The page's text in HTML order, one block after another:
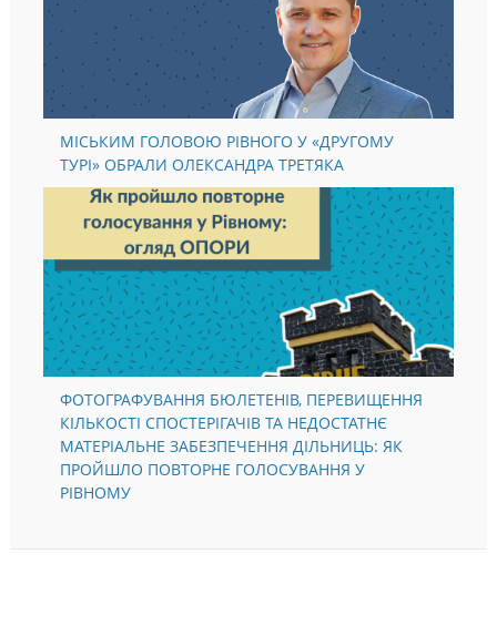
МІСЬКИМ ГОЛОВОЮ РІВНОГО У «ДРУГОМУ
ТУРІ» ОБРАЛИ ОЛЕКСАНДРА ТРЕТЯКА
ФОТОГРАФУВАННЯ БЮЛЕТЕНІВ, ПЕРЕВИЩЕННЯ
КІЛЬКОСТІ СПОСТЕРІГАЧІВ ТА НЕДОСТАТНЄ
МАТЕРІАЛЬНЕ ЗАБЕЗПЕЧЕННЯ ДІЛЬНИЦЬ: ЯК
ПРОЙШЛО ПОВТОРНЕ ГОЛОСУВАННЯ У
РІВНОМУ